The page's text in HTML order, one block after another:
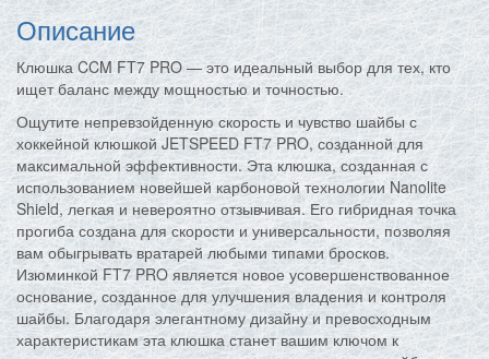
Описание
Клюшка CCM FT7 PRO — это идеальный выбор для тех, кто
ищет баланс между мощностью и точностью.
Ощутите непревзойденную скорость и чувство шайбы с
хоккейной клюшкой JETSPEED FT7 PRO, созданной для
максимальной эффективности. Эта клюшка, созданная с
использованием новейшей карбоновой технологии Nanolite
Shield, легкая и невероятно отзывчивая. Его гибридная точка
прогиба создана для скорости и универсальности, позволяя
вам обыгрывать вратарей любыми типами бросков.
Изюминкой FT7 PRO является новое усовершенствованное
основание, созданное для улучшения владения и контроля
шайбы. Благодаря элегантному дизайну и превосходным
характеристикам эта клюшка станет вашим ключом к